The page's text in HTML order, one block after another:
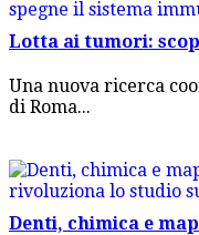
Lotta ai tumori:
Una nuova ricerca
di Roma...
Denti, chimica e